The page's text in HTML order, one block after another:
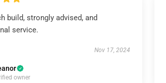
build, strongly advised, and
service.
Nov 17, 2024
owner